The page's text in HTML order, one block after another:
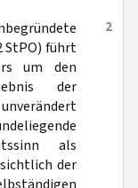
2
StPO) führt
um den
der
als
der